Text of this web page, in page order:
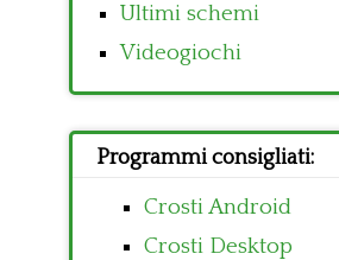
Ultimi schemi
Videogiochi
Programmi consigliati:
Crosti Android
Crosti Desktop